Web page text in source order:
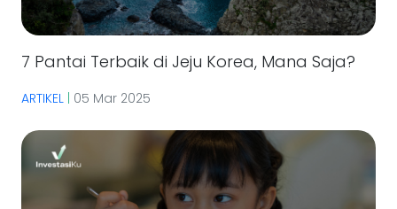
7 Pantai Terbaik di Jeju Korea, Mana Saja?
ARTIKEL | 05 Mar 2025